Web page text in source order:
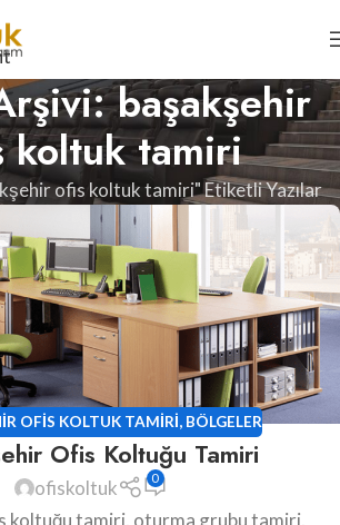
başakşehir
koltuk tamiri
ofis koltuk tamiri" Etiketli Yazılar
OFIS KOLTUK TAMIRI, BÖLGELER
Ofis Koltuğu Tamiri
ofiskoltuk 0
koltuğu tamiri, oturma grubu tamiri,